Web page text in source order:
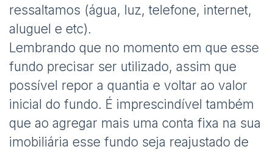
ressaltamos (água, luz, telefone, internet,
aluguel e etc).
Lembrando que no momento em que esse
fundo precisar ser utilizado, assim que
possível repor a quantia e voltar ao valor
inicial do fundo. É imprescindível também
que ao agregar mais uma conta fixa na sua
imobiliária esse fundo seja reajustado de